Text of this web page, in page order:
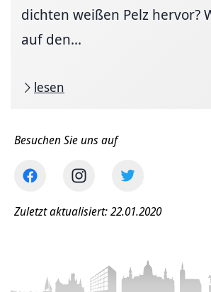
dichten weißen Pelz hervor?
auf den...
lesen
Besuchen Sie uns auf
Zuletzt aktualisiert: 22.01.2020